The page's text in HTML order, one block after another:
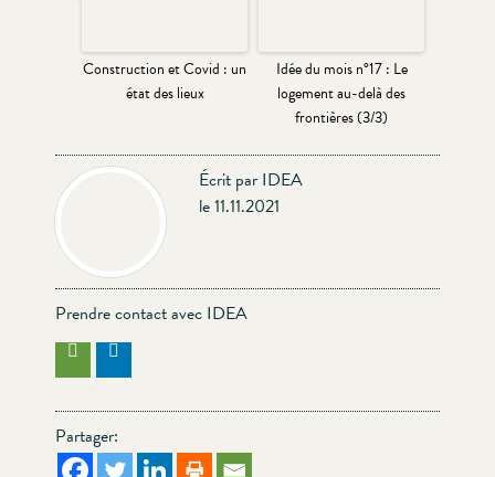
Construction et Covid : un
état des lieux
Idée du mois n°17 : Le
logement au-delà des
frontières (3/3)
Écrit par IDEA
le 11.11.2021
Prendre contact avec IDEA
Partager: